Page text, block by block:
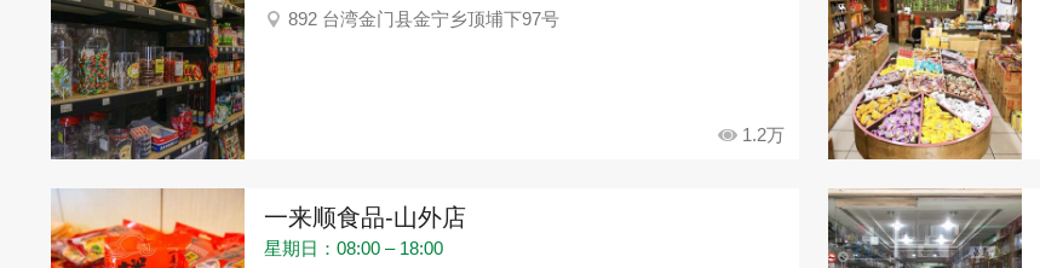
892 台湾金门县金宁乡顶埔下97号
1.2万
一来顺食品-山外店
星期日：08:00 – 18:00